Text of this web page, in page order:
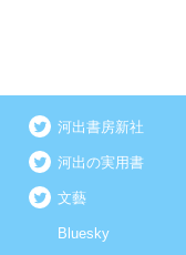
河出書房新社
河出の実用書
文藝
Bluesky